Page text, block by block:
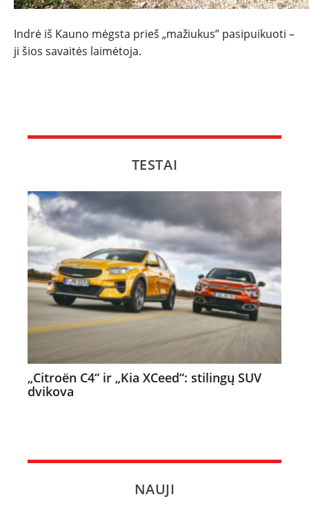
SPORTAS
PATARIMAI
Indrė iš Kauno mėgsta prieš „mažiukus” pasipuikuoti –
ji šios savaitės laimėtoja.
TESTAI
„Citroën C4“ ir „Kia XCeed“: stilingų SUV
dvikova
NAUJI